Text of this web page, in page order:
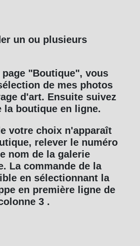
un ou plusieurs
"Boutique", vous
de mes photos
d'art. Ensuite suivez
la boutique en ligne.
votre choix n'apparaît
relever le numéro
nom de la galerie
La commande de la
en sélectionnant la
en première ligne de
3 .